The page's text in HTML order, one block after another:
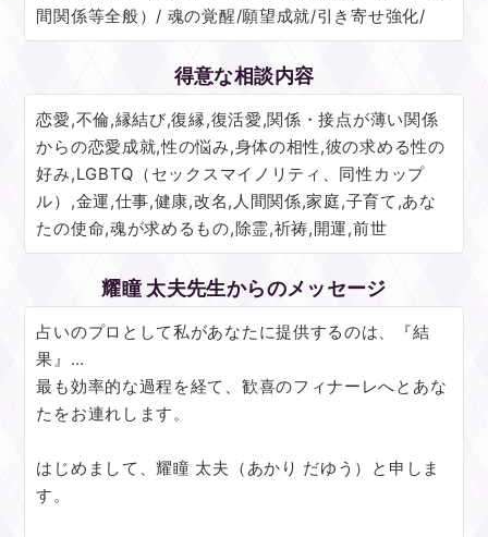
間関係等全般）/ 魂の覚醒/願望成就/引き寄せ強化/
得意な相談内容
恋愛,不倫,縁結び,復縁,復活愛,関係・接点が薄い関係
からの恋愛成就,性の悩み,身体の相性,彼の求める性の
好み,LGBTQ（セックスマイノリティ、同性カップ
ル）,金運,仕事,健康,改名,人間関係,家庭,子育て,あな
たの使命,魂が求めるもの,除霊,祈祷,開運,前世
耀瞳 太夫先生からのメッセージ
占いのプロとして私があなたに提供するのは、『結
果』…
最も効率的な過程を経て、歓喜のフィナーレへとあな
たをお連れします。
はじめまして、耀瞳 太夫（あかり だゆう）と申しま
す。